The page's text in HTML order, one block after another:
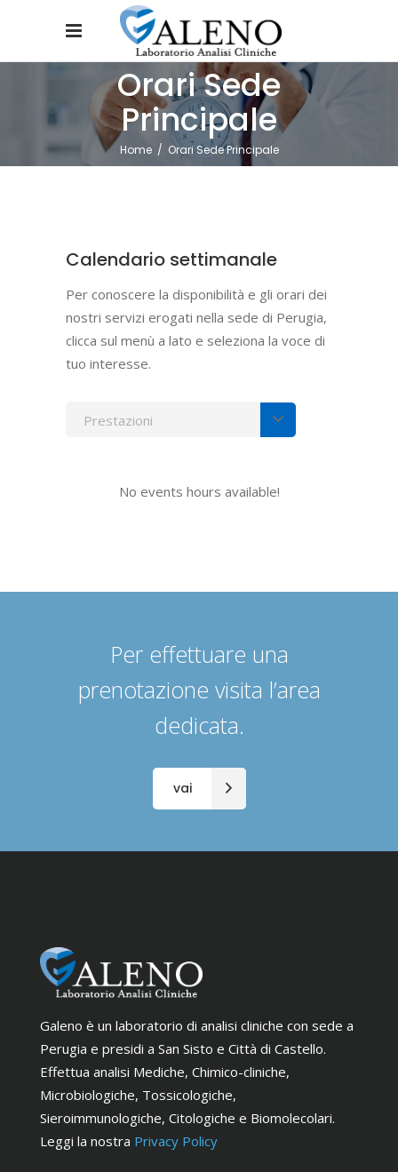
Orari Sede
Principale
Home/ Orari Sede Principale
Calendario settimanale
Per conoscere la disponibilità e gli orari dei
nostri servizi erogati nella sede di Perugia,
clicca sul menù a lato e seleziona la voce di
tuo interesse.
Prestazioni
No events hours available!
Per effettuare una
prenotazione visita l’area
dedicata.
vai
Galeno è un laboratorio di analisi cliniche con sede a
Perugia e presidi a San Sisto e Città di Castello.
Effettua analisi Mediche, Chimico-cliniche,
Microbiologiche, Tossicologiche,
Sieroimmunologiche, Citologiche e Biomolecolari.
Leggi la nostra Privacy Policy